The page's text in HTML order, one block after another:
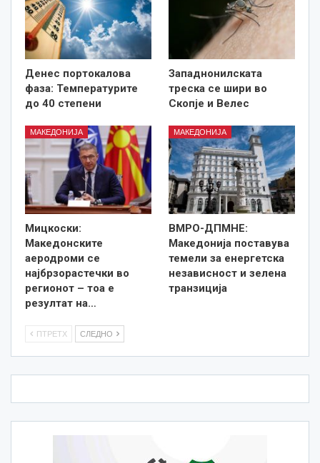
Денес портокалова
фаза: Температурите
до 40 степени
Западнонилската
треска се шири во
Скопје и Велес
МАКЕДОНИЈА
Мицкоски:
Македонските
аеродроми се
најбрзорастечки во
регионот – тоа е
резултат на…
МАКЕДОНИЈА
ВМРО-ДПМНЕ:
Македонија поставува
темели за енергетска
независност и зелена
транзиција
ПТРЕТХ СЛЕДНО